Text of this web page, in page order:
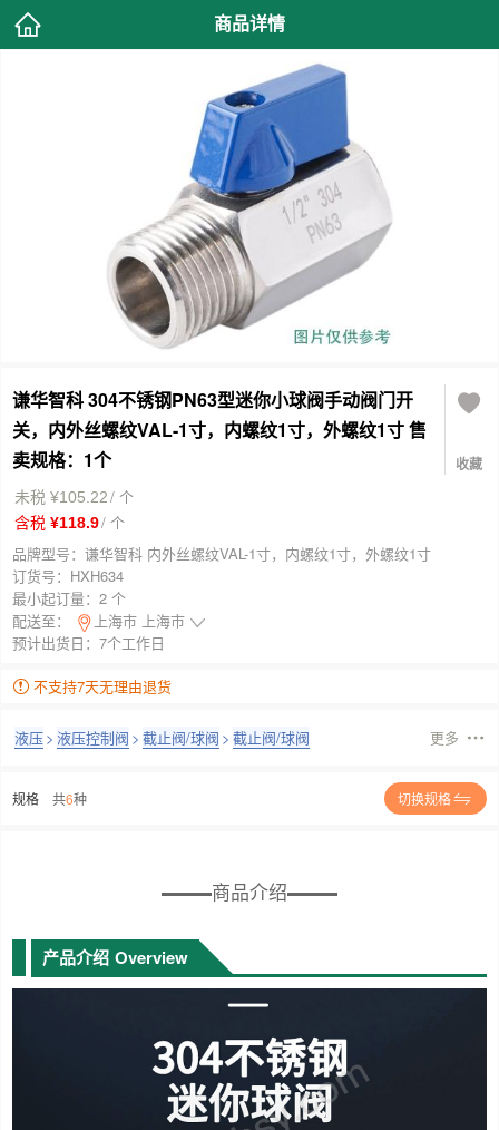
商品详情
谦华智科 304不锈钢PN63型迷你小球阀手动阀门开
关，内外丝螺纹VAL-1寸，内螺纹1寸，外螺纹1寸 售
卖规格：1个
收藏
未税 ¥105.22/ 个
含税 ¥118.9/ 个
品牌型号： 谦华智科 内外丝螺纹VAL-1寸，内螺纹1寸，外螺纹1寸
订货号： HXH634
最小起订量： 2 个
配送至：
上海市 上海市
预计出货日：7个工作日
不支持7天无理由退货
液压> 液压控制阀 > 截止阀/球阀 > 截止阀/球阀 更多
规格 共6种 切换规格
商品介绍
产品介绍 Overview